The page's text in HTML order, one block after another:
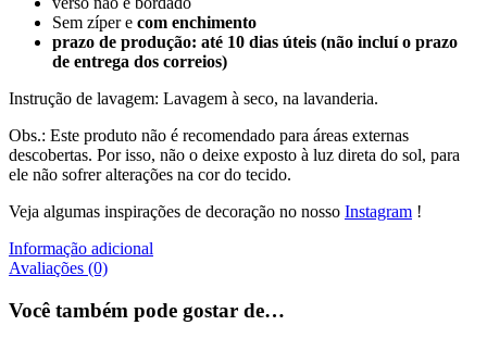
Sem zíper e com enchimento
prazo de produção: até 10 dias úteis (não incluí o prazo
de entrega dos correios)
Instrução de lavagem: Lavagem à seco, na lavanderia.
Obs.: Este produto não é recomendado para áreas externas
descobertas. Por isso, não o deixe exposto à luz direta do sol, para
ele não sofrer alterações na cor do tecido.
Veja algumas inspirações de decoração no nosso Instagram !
Informação adicional
Avaliações (0)
Você também pode gostar de…